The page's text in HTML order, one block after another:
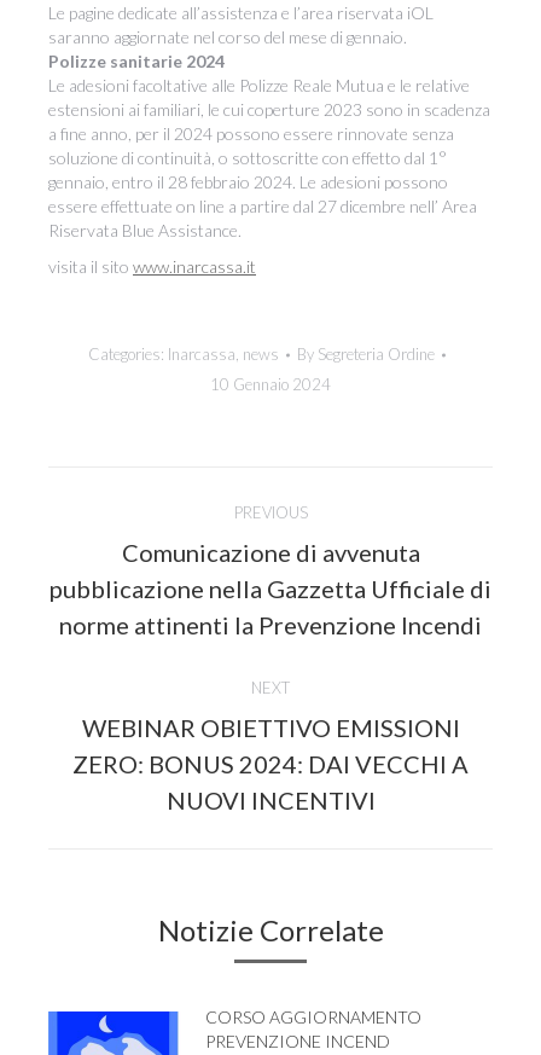
Le pagine dedicate all’assistenza e l’area riservata iOL
saranno aggiornate nel corso del mese di gennaio.
Polizze sanitarie 2024
Le adesioni facoltative alle Polizze Reale Mutua e le relative
estensioni ai familiari, le cui coperture 2023 sono in scadenza
a fine anno, per il 2024 possono essere rinnovate senza
soluzione di continuità, o sottoscritte con effetto dal 1°
gennaio, entro il 28 febbraio 2024. Le adesioni possono
essere effettuate on line a partire dal 27 dicembre nell’ Area
Riservata Blue Assistance.
visita il sito www.inarcassa.it
Categories: Inarcassa news By Segreteria Ordine
10 Gennaio 2024
navigation
PREVIOUS
Previous
post:
Comunicazione di avvenuta
pubblicazione nella Gazzetta Ufficiale di
norme attinenti la Prevenzione Incendi
NEXT
Next
post:
WEBINAR OBIETTIVO EMISSIONI
ZERO: BONUS 2024: DAI VECCHI A
NUOVI INCENTIVI
Notizie Correlate
CORSO AGGIORNAMENTO
PREVENZIONE INCEND